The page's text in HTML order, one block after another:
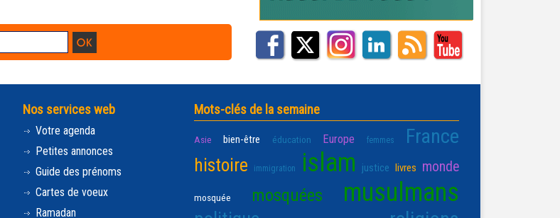
Nos services web
Votre agenda
Petites annonces
Guide des prénoms
Cartes de voeux
Ramadan
Mots-clés de la semaine
Asie bien-être éducation Europe femmes France
histoire immigration islam justice livres monde
mosquée mosquées musulmans